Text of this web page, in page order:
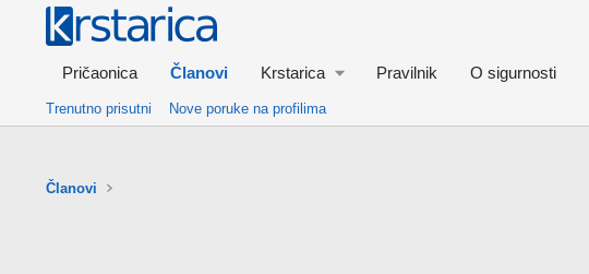
Pričaonica Članovi Krstarica Pravilnik O sigurnosti
Trenutno prisutni Nove poruke na profilima
Članovi